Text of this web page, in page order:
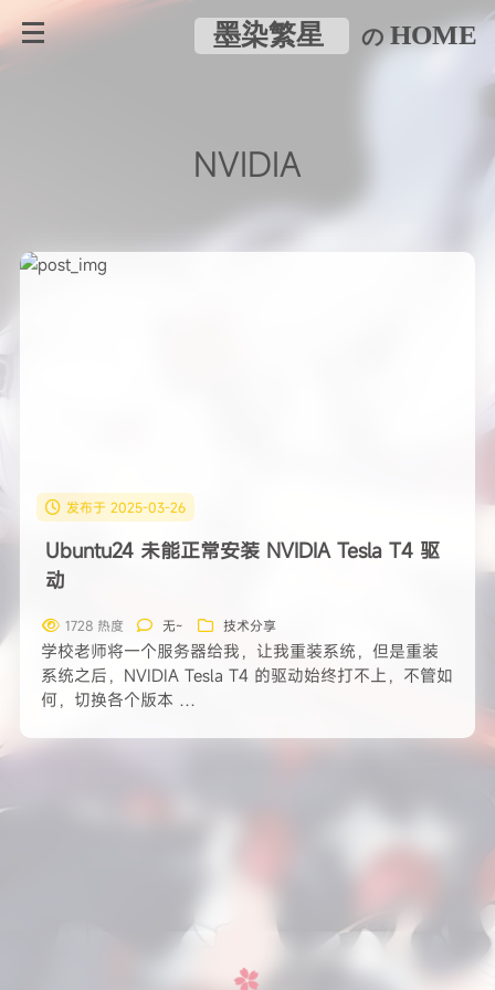
墨染繁星 の HOME
NVIDIA
发布于 2025-03-26
Ubuntu24 未能正常安装 NVIDIA Tesla T4 驱
动
1728 热度 无~ 技术分享
学校老师将一个服务器给我，让我重装系统，但是重装
系统之后，NVIDIA Tesla T4 的驱动始终打不上，不管如
何，切换各个版本 …